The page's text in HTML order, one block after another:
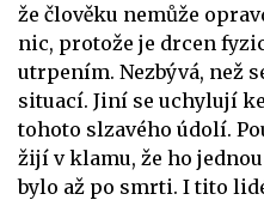
že člověku nemůže
nic, protože je drcen
utrpením. Nezbývá, než
situací. Jiní se uchylují
tohoto slzavého údolí.
žijí v klamu, že ho
bylo až po smrti. I tito